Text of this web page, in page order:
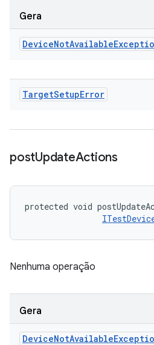
Gera
DeviceNotAvailable
TargetSetupError
postUpdateActions
protected void
Nenhuma operação
Gera
DeviceNotAvailable